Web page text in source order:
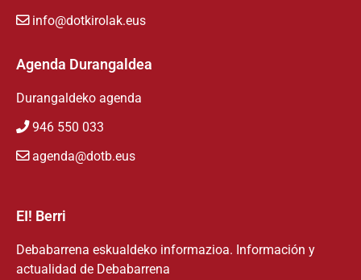
info@dotkirolak.eus
Agenda Durangaldea
Durangaldeko agenda
946 550 033
agenda@dotb.eus
EI! Berri
Debabarrena eskualdeko informazioa. Información y
actualidad de Debabarrena